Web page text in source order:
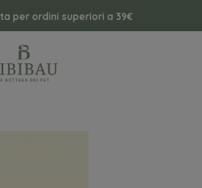
per ordini superiori a 39€